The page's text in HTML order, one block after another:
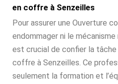
en coffre à Senzeilles
Pour assurer une Ouverture
endommager ni le
est crucial de confier la tâche
coffre à Senzeilles. Ce
seulement la formation et